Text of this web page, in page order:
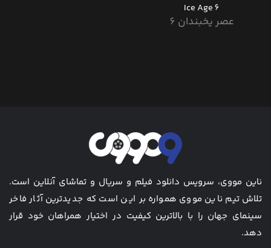
Ice Age 6
عصر یخبندان 6
ناین مووی، سرویس دانلود فیلم و سریال و تماشای آنلاین است.
تلاش تیم ناین مووی همواره بر این است که جدیدترین آثار فاخر
سینمای جهان را با بالاترین کیفیت در اختیار همراهان خود قرار
دهد.